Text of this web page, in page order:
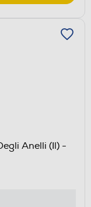
Anelli (Il) -